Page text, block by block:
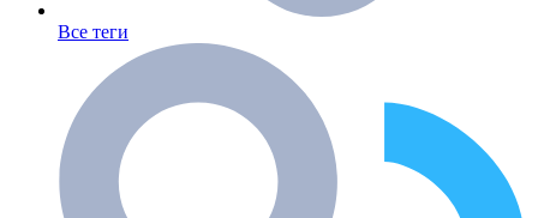
Все теги